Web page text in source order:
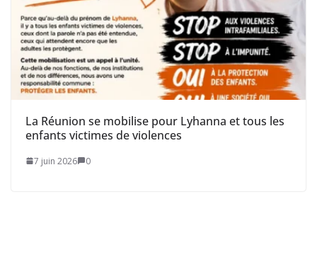
La Réunion se mobilise pour Lyhanna et tous les
enfants victimes de violences
7 juin 2026 0